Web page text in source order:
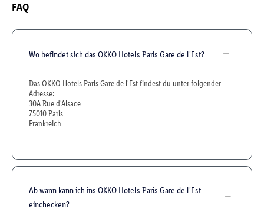
FAQ
Wo befindet sich das OKKO Hotels Paris Gare de l'Est?
Das OKKO Hotels Paris Gare de l'Est findest du unter folgender
Adresse:
30A Rue d'Alsace
75010 Paris
Frankreich
Ab wann kann ich ins OKKO Hotels Paris Gare de l'Est
einchecken?